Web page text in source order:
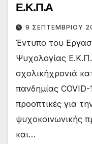
Ε.Κ.Π.Α
9 ΣΕΠΤΕΜΒΡΊΟΥ
Έντυπο του
Ψυχολογίας
σχολικήχρονιά
πανδημίας
προοπτικές για
ψυχοκοινωνικής
και…